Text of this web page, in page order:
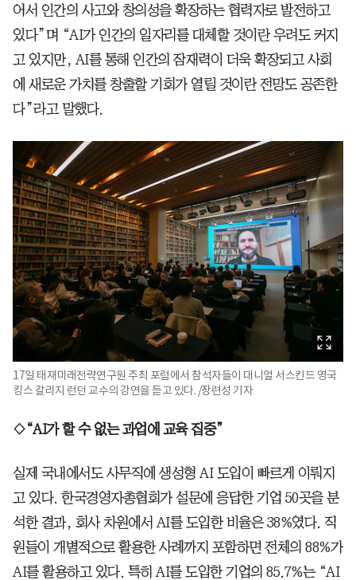
어서 인간의 사고와 창의성을 확장하는 협력자로 발전하고
있다”며 “AI가 인간의 일자리를 대체할 것이란 우려도 커지
고 있지만, AI를 통해 인간의 잠재력이 더욱 확장되고 사회
에 새로운 가치를 창출할 기회가 열릴 것이란 전망도 공존한
다”라고 말했다.
17일 태재미래전략연구원 주최 포럼에서 참석자들이 대니얼 서스킨드 영국
킹스 칼리지 런던 교수의 강연을 듣고 있다. /장련성 기자
◇“AI가 할 수 없는 과업에 교육 집중”
실제 국내에서도 사무직에 생성형 AI 도입이 빠르게 이뤄지
고 있다. 한국경영자총협회가 설문에 응답한 기업 50곳을 분
석한 결과, 회사 차원에서 AI를 도입한 비율은 38%였다. 직
원들이 개별적으로 활용한 사례까지 포함하면 전체의 88%가
AI를 활용하고 있다. 특히 AI를 도입한 기업의 85.7%는 “AI